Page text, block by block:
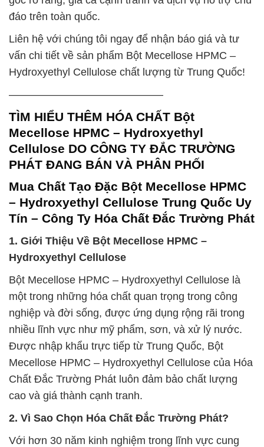
đáo trên toàn quốc.
Liên hệ với chúng tôi ngay để nhận báo giá và tư
vấn chi tiết về sản phẩm Bột Mecellose HPMC –
Hydroxyethyl Cellulose chất lượng từ Trung Quốc!
——————————————–
TÌM HIỂU THÊM HÓA CHẤT Bột
Mecellose HPMC – Hydroxyethyl
Cellulose DO CÔNG TY ĐẮC TRƯỜNG
PHÁT ĐANG BÁN VÀ PHÂN PHỐI
Mua Chất Tạo Đặc Bột Mecellose HPMC
– Hydroxyethyl Cellulose Trung Quốc Uy
Tín – Công Ty Hóa Chất Đắc Trường Phát
1. Giới Thiệu Về Bột Mecellose HPMC –
Hydroxyethyl Cellulose
Bột Mecellose HPMC – Hydroxyethyl Cellulose là
một trong những hóa chất quan trọng trong công
nghiệp và đời sống, được ứng dụng rộng rãi trong
nhiều lĩnh vực như mỹ phẩm, sơn, và xử lý nước.
Được nhập khẩu trực tiếp từ Trung Quốc, Bột
Mecellose HPMC – Hydroxyethyl Cellulose của Hóa
Chất Đắc Trường Phát luôn đảm bảo chất lượng
cao và giá thành cạnh tranh.
2. Vì Sao Chọn Hóa Chất Đắc Trường Phát?
Với hơn 30 năm kinh nghiệm trong lĩnh vực cung